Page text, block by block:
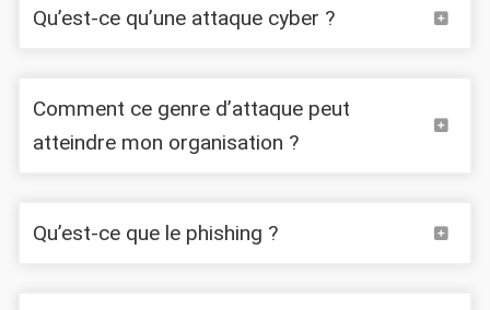
ransomware
Qu’est-ce qu’une attaque cyber ?
Comment ce genre d’attaque peut
atteindre mon organisation ?
Qu’est-ce que le phishing ?